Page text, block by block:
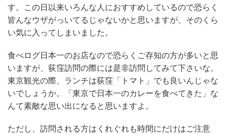
す。この日以来いろんな人におすすめしているので恐らく
皆んなウザがっいてるじゃないかと思いますが、そのくら
い気に入ってしまいました。
食べログ日本一のお店なので恐らくご存知の方が多いと思
いますが、荻窪訪問の際には是非訪問してみて下さいな。
東京観光の際、ランチは荻窪「トマト」でも良いんじゃな
いでしょうか。「東京で日本一のカレーを食べてきた」な
んて素敵な思い出になると思いますよ。
ただし、訪問される方はくれぐれも時間にだけはご注意